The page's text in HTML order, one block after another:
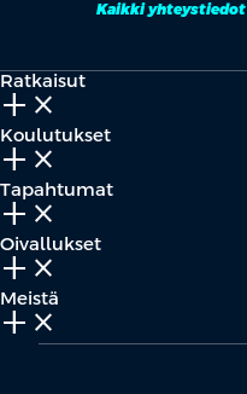
Kaikki yhteystiedot
Ratkaisut
add_2 close
Koulutukset
add_2 close
Tapahtumat
add_2 close
Oivallukset
add_2 close
Meistä
add_2 close